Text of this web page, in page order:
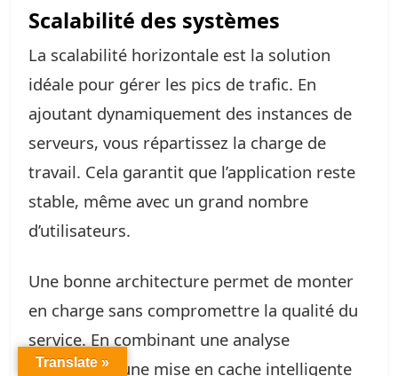
Scalabilité des systèmes
La scalabilité horizontale est la solution
idéale pour gérer les pics de trafic. En
ajoutant dynamiquement des instances de
serveurs, vous répartissez la charge de
travail. Cela garantit que l’application reste
stable, même avec un grand nombre
d’utilisateurs.
Une bonne architecture permet de monter
en charge sans compromettre la qualité du
service. En combinant une analyse
rigoureuse, une mise en cache intelligente
Translate »